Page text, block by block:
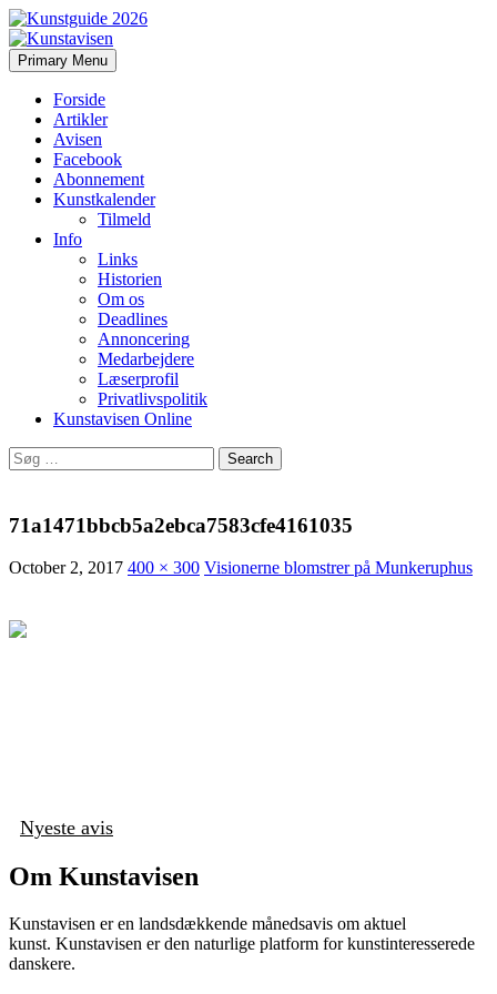
Kunstavisen
Search
Primary Menu Skip
to
Forside
Artikler
Avisen
Facebook
Abonnement
Kunstkalender
Tilmeld
Info
Links
Historien
Om os
Deadlines
Annoncering
Medarbejdere
Læserprofil
Privatlivspolitik
Kunstavisen Online
Search
for:
71a1471bbcb5a2ebca7583cfe4161035
October 2, 2017 400 × 300 Visionerne blomstrer på Munkeruphus
Nyeste avis
Om Kunstavisen
Kunstavisen er en landsdækkende månedsavis om aktuel
kunst. Kunstavisen er den naturlige platform for kunstinteresserede
danskere.